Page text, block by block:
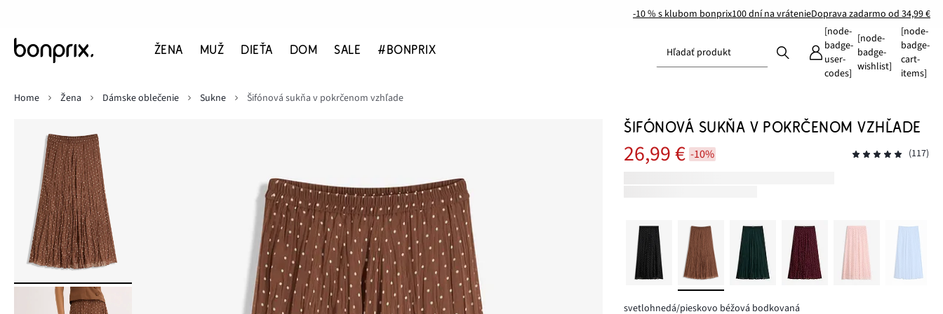
-10 % s klubom bonprix100 dní na vrátenieDoprava zadarmo od 34,99 €
ŽENA MUŽ DIEŤA DOM SALE #BONPRIX Hľadať produkt
[node-
badge-
user-
codes]
[node-
badge-
wishlist]
[node-
badge-
cart-
items]
Home
Žena Dámske oblečenie Sukne Šifónová sukňa v pokrčenom vzhľade
ŠIFÓNOVÁ SUKŇA V POKRČENOM VZHĽADE
26,99 € -10% (117)
svetlohnedá/pieskovo béžová bodkovaná